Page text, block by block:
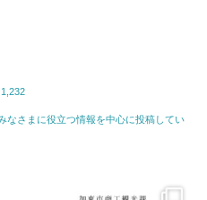
1,232
なさまに役立つ情報を中心に投稿してい